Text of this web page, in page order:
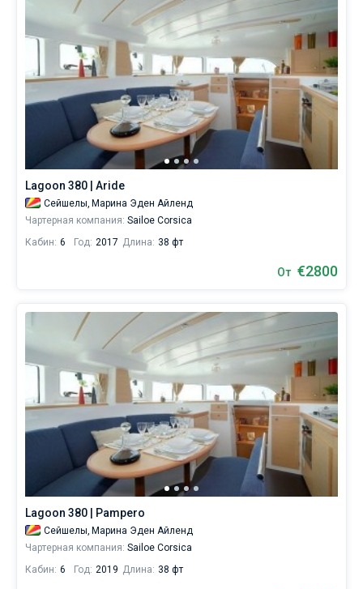
Lagoon 380 | Aride
Сейшелы, Марина Эден Айленд
Чартерная компания: Sailoe Corsica
Кабин: 6 Год: 2017 Длина: 38 фт
От €2800
Lagoon 380 | Pampero
Сейшелы, Марина Эден Айленд
Чартерная компания: Sailoe Corsica
Кабин: 6 Год: 2019 Длина: 38 фт